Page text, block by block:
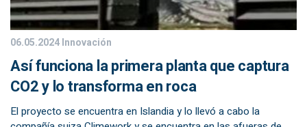
06.05.2024Innovación
Así funciona la primera planta que captura
CO2 y lo transforma en roca
El proyecto se encuentra en Islandia y lo llevó a cabo la